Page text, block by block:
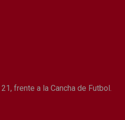
frente a la Cancha de Futbol.